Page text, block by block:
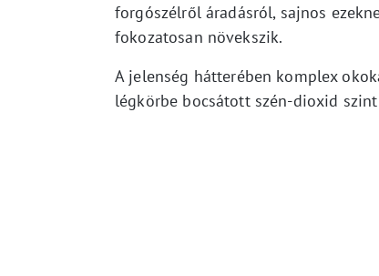
forgószélről áradásról, sajnos
fokozatosan növekszik.
A jelenség hátterében komplex
légkörbe bocsátott szén-dioxid